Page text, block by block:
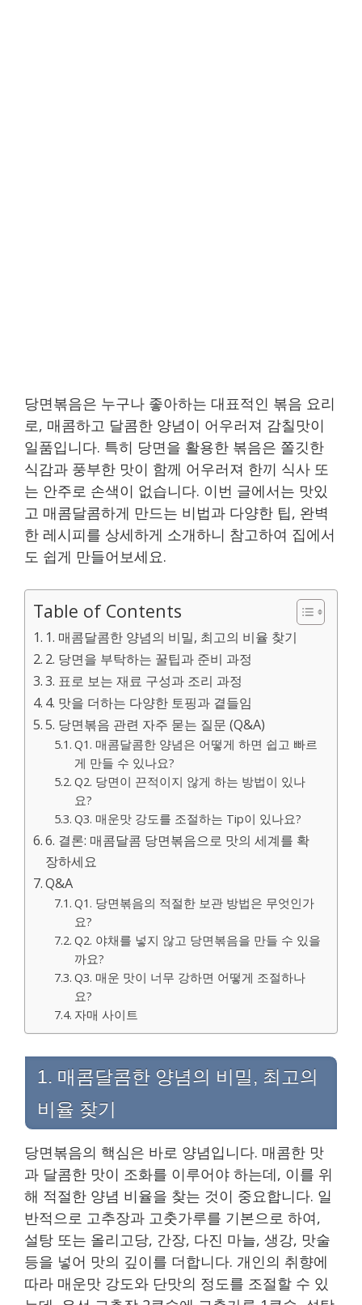
당면볶음은 누구나 좋아하는 대표적인 볶음 요리
로, 매콤하고 달콤한 양념이 어우러져 감칠맛이
일품입니다. 특히 당면을 활용한 볶음은 쫄깃한
식감과 풍부한 맛이 함께 어우러져 한끼 식사 또
는 안주로 손색이 없습니다. 이번 글에서는 맛있
고 매콤달콤하게 만드는 비법과 다양한 팁, 완벽
한 레시피를 상세하게 소개하니 참고하여 집에서
도 쉽게 만들어보세요.
Table of Contents
1. 매콤달콤한 양념의 비밀, 최고의 비율 찾기
2. 당면을 부탁하는 꿀팁과 준비 과정
3. 표로 보는 재료 구성과 조리 과정
4. 맛을 더하는 다양한 토핑과 곁들임
5. 당면볶음 관련 자주 묻는 질문 (Q&A)
Q1. 매콤달콤한 양념은 어떻게 하면 쉽고 빠르
게 만들 수 있나요?
Q2. 당면이 끈적이지 않게 하는 방법이 있나
요?
Q3. 매운맛 강도를 조절하는 Tip이 있나요?
6. 결론: 매콤달콤 당면볶음으로 맛의 세계를 확
장하세요
Q&A
Q1. 당면볶음의 적절한 보관 방법은 무엇인가
요?
Q2. 야채를 넣지 않고 당면볶음을 만들 수 있을
까요?
Q3. 매운 맛이 너무 강하면 어떻게 조절하나
요?
자매 사이트
1. 매콤달콤한 양념의 비밀, 최고의
비율 찾기
당면볶음의 핵심은 바로 양념입니다. 매콤한 맛
과 달콤한 맛이 조화를 이루어야 하는데, 이를 위
해 적절한 양념 비율을 찾는 것이 중요합니다. 일
반적으로 고추장과 고춧가루를 기본으로 하여,
설탕 또는 올리고당, 간장, 다진 마늘, 생강, 맛술
등을 넣어 맛의 깊이를 더합니다. 개인의 취향에
따라 매운맛 강도와 단맛의 정도를 조절할 수 있